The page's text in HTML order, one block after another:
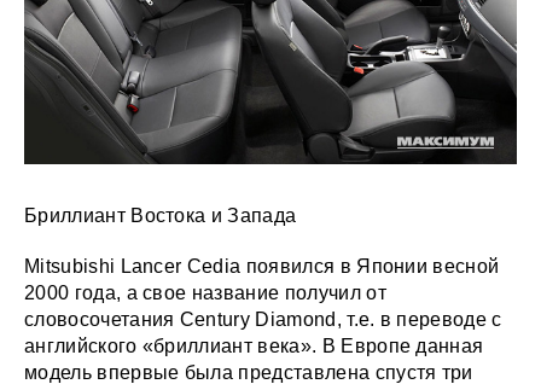
Бриллиант Востока и Запада
Mitsubishi Lancer Cedia появился в Японии весной
2000 года, а свое название получил от
словосочетания Century Diamond, т.е. в переводе с
английского «бриллиант века». В Европе данная
модель впервые была представлена спустя три